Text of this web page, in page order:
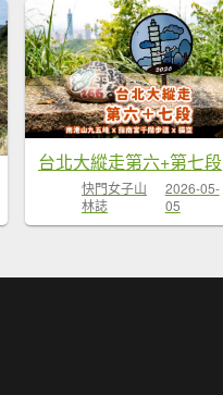
台北大縱走第六+第七段
快門女子山
林誌
2026-05-
05